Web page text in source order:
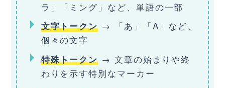
ラ」「ミング」など、単語の一部
文字トークン → 「あ」「A」など、
個々の文字
特殊トークン → 文章の始まりや終
わりを示す特別なマーカー